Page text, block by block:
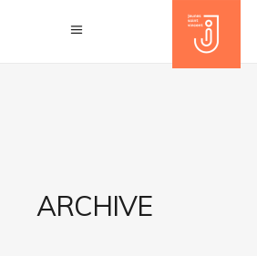
ARCHIVE